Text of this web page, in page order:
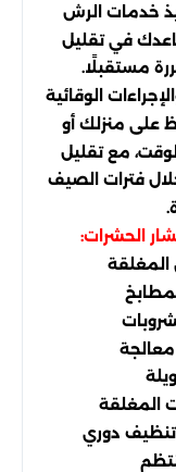
خدمات الرش
في تقليل
مستقبلًا.
الوقائية
على منزلك أو
مع تقليل
فترات الصيف
الحشرات:
المغلقة
المغلقة
تنظيف دوري